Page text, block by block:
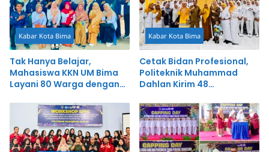
Kabar Kota Bima
Tak Hanya Belajar,
Mahasiswa KKN UM Bima
Layani 80 Warga dengan
Kabar Kota Bima
Cetak Bidan Profesional,
Politeknik Muhammad
Dahlan Kirim 48